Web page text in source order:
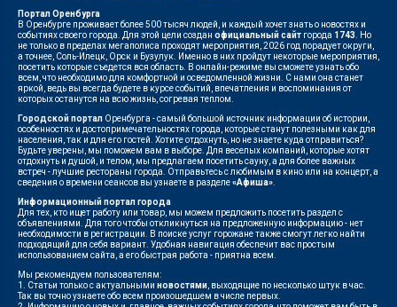
Портал Оренбурга
В Оренбурге проживает более 500 тысяч людей, и каждый хочет знать о новостях и
событиях своего города. Для этой цели создан официальный сайт города 1743 . Но
не только в пределах мегаполиса проходят мероприятия, 2026 год порадует округи,
а точнее, Соль-Илецк, Орск и Бузулук. Именно в них пройдут некоторые мероприятия,
посетить которые съедется вся область. В онлайн-режиме вы сможете узнать обо
всем, что необходимо для комфортной и осведомленной жизни. С нами она станет
яркой, ведь вы всегда будете в курсе событий, впечатления и воспоминания от
которых останутся на всю жизнь, согревая теплом.
Городской портал Оренбурга - самый большой источник информации об истории,
особенностях и достопримечательностях города, которые станут полезными как для
населения, так и для его гостей. Хотите отдохнуть, но не знаете куда отправиться?
Будьте уверены, мы поможем вам в выборе. Для веселых компаний, которые хотят
отдохнуть и душой, и телом, мы предлагаем посетить сауну, а для более важных
встреч - лучшие рестораны города. Отправьтесь с любимым в кино или на концерт, а
сведения о времени сеансов вы узнаете в разделе«Афиша»
Информационный портал города
Для тех, кто ищет работу или товар, мы можем предложить посетить раздел с
объявлениями. Для того чтобы откликнуться на предложенную информацию - нет
необходимости в регистрации. В поиске услуг горожане также смогут легко найти
подходящий для себя вариант. Удобная навигация обеспечит вас простым
использованием сайта, а его быстрая работа - приятна всем.
Мы рекомендуем пользователям:
1. Статьи только с актуальными новостями , выходящие по несколько штук в час.
Так вы точно узнаете обо всем произошедшем в числе первых.